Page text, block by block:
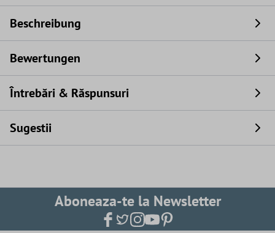
Beschreibung
Bewertungen
Întrebări & Răspunsuri
Sugestii
Aboneaza-te la Newsletter